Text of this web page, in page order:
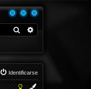
Buscar
Identificarse